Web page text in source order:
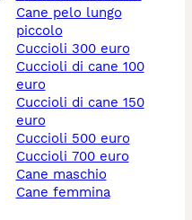
cane pelo lungo
piccolo
cuccioli 300 euro
cuccioli di cane 100
euro
cuccioli di cane 150
euro
cuccioli 500 euro
cuccioli 700 euro
cane maschio
cane femmina